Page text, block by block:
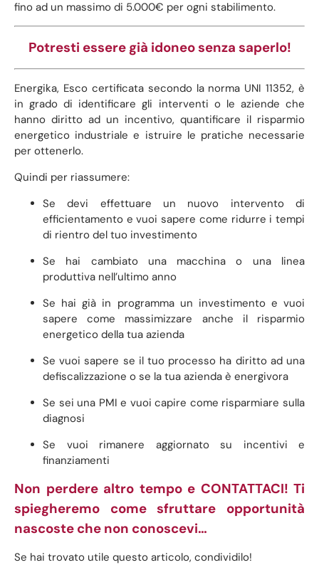
fino ad un massimo di 5.000€ per ogni stabilimento.
Potresti essere già idoneo senza saperlo!
Energika, Esco certificata secondo la norma UNI 11352, è
in grado di identificare gli interventi o le aziende che
hanno diritto ad un incentivo, quantificare il risparmio
energetico industriale e istruire le pratiche necessarie
per ottenerlo.
Quindi per riassumere:
Se devi effettuare un nuovo intervento di
efficientamento e vuoi sapere come ridurre i tempi
di rientro del tuo investimento
Se hai cambiato una macchina o una linea
produttiva nell’ultimo anno
Se hai già in programma un investimento e vuoi
sapere come massimizzare anche il risparmio
energetico della tua azienda
Se vuoi sapere se il tuo processo ha diritto ad una
defiscalizzazione o se la tua azienda è energivora
Se sei una PMI e vuoi capire come risparmiare sulla
diagnosi
Se vuoi rimanere aggiornato su incentivi e
finanziamenti
Non perdere altro tempo e CONTATTACI! Ti
spiegheremo come sfruttare opportunità
nascoste che non conoscevi…
Se hai trovato utile questo articolo, condividilo!